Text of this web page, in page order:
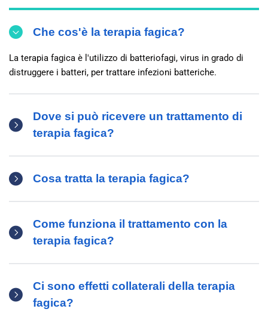
Che cos'è la terapia fagica?
La terapia fagica è l'utilizzo di batteriofagi, virus in grado di
distruggere i batteri, per trattare infezioni batteriche.
Dove si può ricevere un trattamento di
terapia fagica?
Cosa tratta la terapia fagica?
Come funziona il trattamento con la
terapia fagica?
Ci sono effetti collaterali della terapia
fagica?